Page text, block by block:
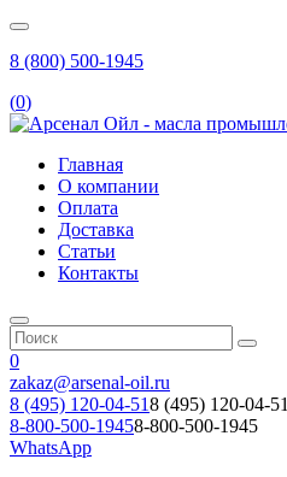
8 (800) 500-1945
(0)
Главная
О компании
Оплата
Доставка
Статьи
Контакты
0
zakaz@arsenal-oil.ru
8 (495) 120-04-518 (495) 120-04-51
8-800-500-19458-800-500-1945
WhatsApp